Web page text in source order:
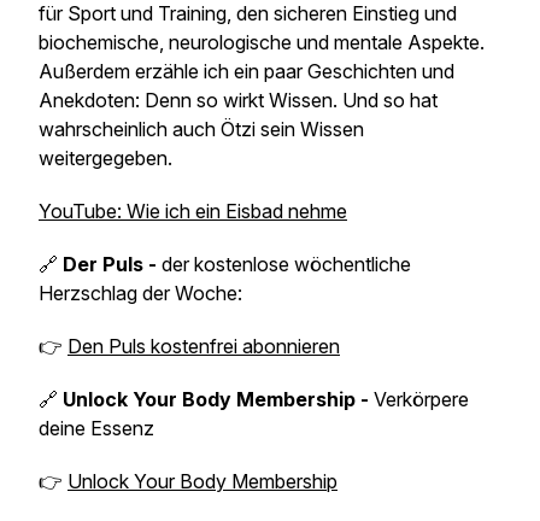
für Sport und Training, den sicheren Einstieg und
biochemische, neurologische und mentale Aspekte.
Außerdem erzähle ich ein paar Geschichten und
Anekdoten: Denn so wirkt Wissen. Und so hat
wahrscheinlich auch Ötzi sein Wissen
weitergegeben.
YouTube: Wie ich ein Eisbad nehme
🔗 Der Puls - der kostenlose wöchentliche
Herzschlag der Woche:
👉 Den Puls kostenfrei abonnieren
🔗 Unlock Your Body Membership - Verkörpere
deine Essenz
👉 Unlock Your Body Membership